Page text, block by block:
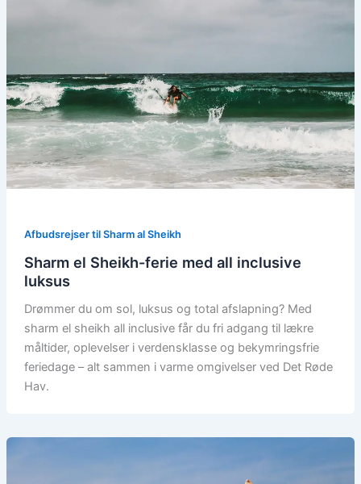
Afbudsrejser til Sharm al Sheikh
Sharm el Sheikh-ferie med all inclusive
luksus
Drømmer du om sol, luksus og total afslapning? Med
sharm el sheikh all inclusive får du fri adgang til lækre
måltider, oplevelser i verdensklasse og bekymringsfrie
feriedage – alt sammen i varme omgivelser ved Det Røde
Hav.